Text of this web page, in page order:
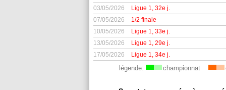
03/05/2026 Ligue 1, 32e j.
07/05/2026
1/2 finale
10/05/2026
Ligue 1, 33e j.
13/05/2026
Ligue 1, 29e j.
17/05/2026
Ligue 1, 34e j.
légende: championnat